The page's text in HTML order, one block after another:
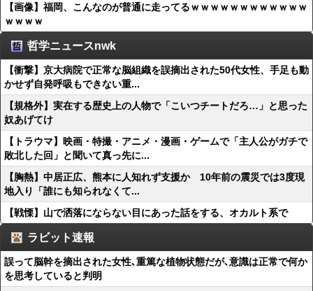
【画像】福岡、こんなのが普通に走ってるｗｗｗｗｗｗｗｗｗｗｗｗ
ｗｗｗｗ
哲学ニュースnwk
【衝撃】京大病院で正常な脳組織を誤摘出された50代女性、手足も動
かせず自発呼吸もできない重...
【規格外】実在する歴史上の人物で「こいつチートだろ…」と思った
奴あげてけ
【トラウマ】映画・特撮・アニメ・漫画・ゲームで「主人公がガチで
敗北した回」と聞いて真っ先に...
【胸熱】中居正広、熊本に人知れず支援か 10年前の震災では3度現
地入り「誰にも知られなくて...
【戦慄】山で洒落にならない目にあった話をする、オカルト系で
ラビット速報
誤って脳幹を摘出された女性､重篤な植物状態だが､意識は正常で何か
を思考していると判明